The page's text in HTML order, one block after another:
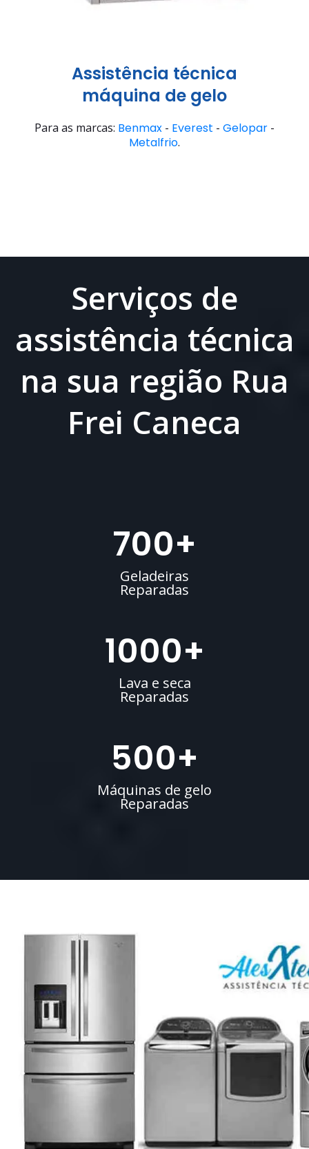
Assistência técnica
máquina de gelo
Para as marcas: Benmax - Everest - Gelopar -
Metalfrio.
Serviços de
assistência técnica
na sua região Rua
Frei Caneca
700+
Geladeiras
Reparadas
1000+
Lava e seca
Reparadas
500+
Máquinas de gelo
Reparadas